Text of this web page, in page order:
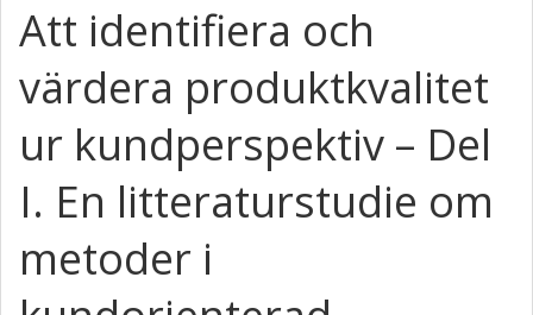
Att identifiera och
värdera produktkvalitet
ur kundperspektiv – Del
I. En litteraturstudie om
metoder i